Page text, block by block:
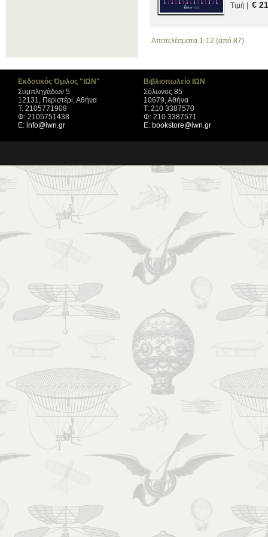
Τιμή | €
Αποτελέσματα 1-12 (από 87)
Εκδοτικός Όμιλος "ΙΩΝ"
Συμπληγάδων 5
12131, Περιστέρι, Αθήνα
Τ: 2105771908
Φ: 2105751438
Ε: info@iwn.gr
Βιβλιοπωλείο ΙΩΝ
Σόλωνος 85
10679, Αθήνα
Τ: 210 3387570
Φ: 210 3387571
Ε: bookstore@iwn.gr